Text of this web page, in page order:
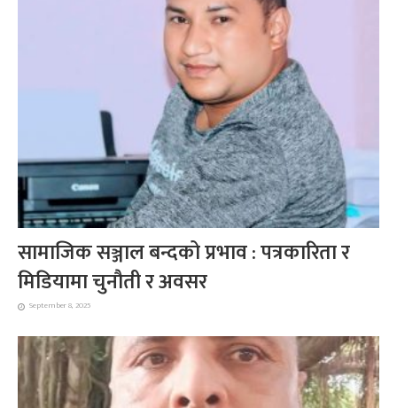
सामाजिक सञ्जाल बन्दको प्रभाव : पत्रकारिता र
मिडियामा चुनौती र अवसर
September 8, 2025